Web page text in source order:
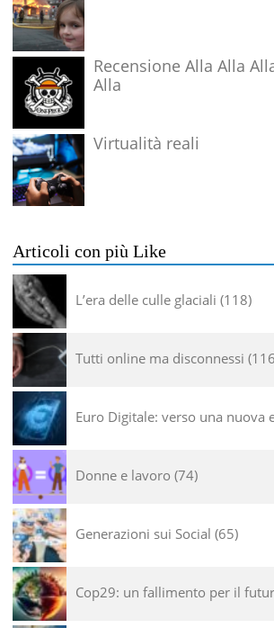
Recensione Alla Alla
Alla
Virtualità reali
Articoli con più Like
L’era delle culle glaciali 118
Tutti online ma disconnessi 116
Euro Digitale: verso una nuova
Donne e lavoro 74
Generazioni sui Social 65
Cop29: un fallimento per il